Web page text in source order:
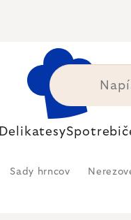
Delikatesy
Sady hrncov